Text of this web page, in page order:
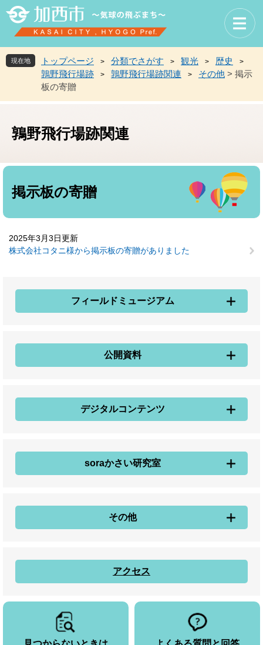
先
頭
を
飛
現在地 トップページ > 分類でさがす > 観光 > 歴史 >
鶉野飛行場跡 > 鶉野飛行場跡関連 > その他 > 掲示
板の寄贈
鶉野飛行場跡関連
本
掲示板の寄贈
2025年3月3日更新
株式会社コタニ様から掲示板の寄贈がありました
フィールドミュージアム
公開資料
デジタルコンテンツ
soraかさい研究室
その他
アクセス